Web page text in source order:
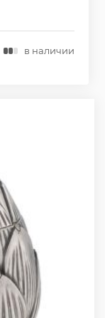
в наличии